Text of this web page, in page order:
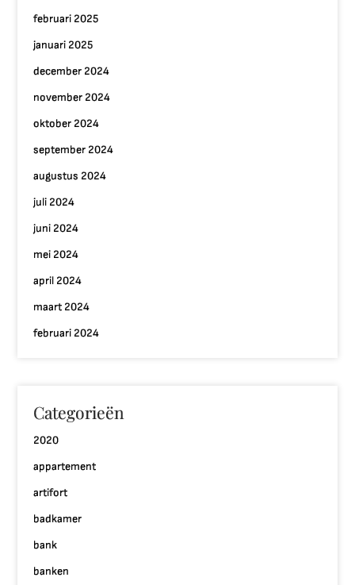
februari 2025
januari 2025
december 2024
november 2024
oktober 2024
september 2024
augustus 2024
juli 2024
juni 2024
mei 2024
april 2024
maart 2024
februari 2024
Categorieën
2020
appartement
artifort
badkamer
bank
banken